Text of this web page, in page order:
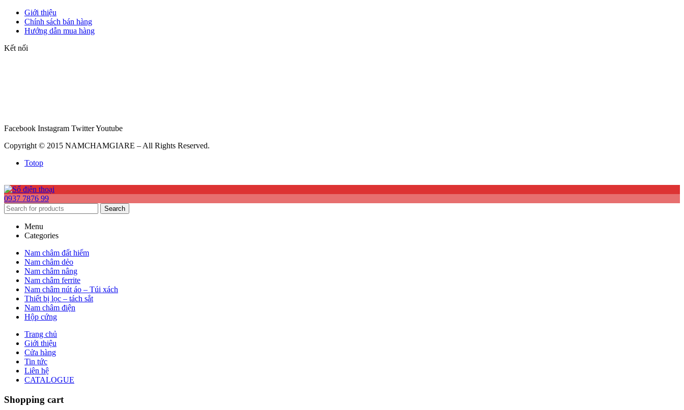
Giới thiệu
Chính sách bán hàng
Hướng dẫn mua hàng
Kết nối
Facebook Instagram TwitterYoutube
Copyright © 2015 NAMCHAMGIARE – All Rights Reserved.
Totop
0937 7876 99
Search
Menu
Categories
Nam châm đất hiếm
Nam châm dẻo
Nam châm nâng
Nam châm ferrite
Nam châm nút áo – Túi xách
Thiết bị lọc – tách sắt
Nam châm điện
Hộp cứng
Trang chủ
Giới thiệu
Cửa hàng
Tin tức
Liên hệ
CATALOGUE
Shopping cart